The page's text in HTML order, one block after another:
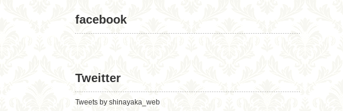
facebook
Tweitter
Tweets by shinayaka_web